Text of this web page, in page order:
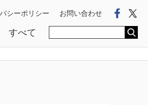
すべて
シーポリシー お問い合わせ